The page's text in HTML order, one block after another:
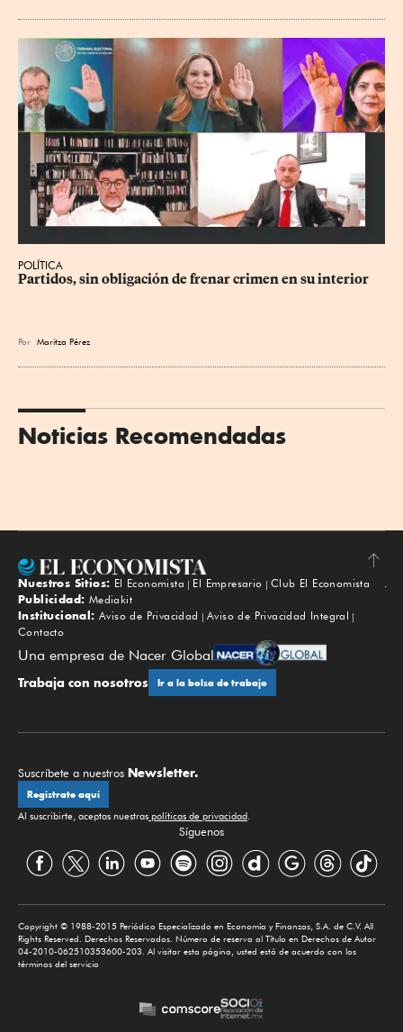
POLÍTICA
Partidos, sin obligación de frenar crimen en su interior
Por Maritza Pérez
Noticias Recomendadas
Subir
Nuestros Sitios: El Economista El Empresario
Club El Economista
Publicidad: Mediakit
Institucional: Aviso de Privacidad
Aviso de Privacidad Integral
Contacto
Una empresa de Nacer Global
Trabaja con nosotros Ir a la bolsa de trabajo
Suscríbete a nuestros Newsletter.
Regístrate aquí
Al suscribirte, aceptas nuestras políticas de privacidad.
Síguenos
Copyright © 1988-2015 Periódico Especializado en Economía y Finanzas, S.A. de C.V. All
Rights Reserved. Derechos Reservados. Número de reserva al Título en Derechos de Autor
04-2010-062510353600-203. Al visitar esta página, usted está de acuerdo con los
términos del servicio